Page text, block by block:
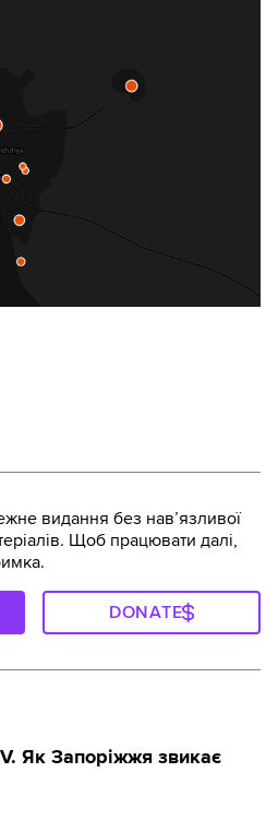
видання без навʼязливої
Щоб працювати далі,
DONATE
Як Запоріжжя звикає